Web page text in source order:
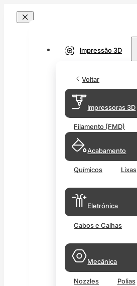
Impressão 3D
Voltar
Impressoras 3D
Filamento (FMD)
Acabamento
Químicos Lixas
Eletrónica
Cabos e Calhas
Mecânica
Nozzles Polias